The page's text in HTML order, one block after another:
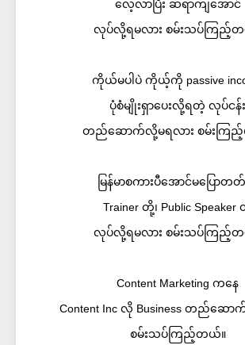
လေ့လာပြီး ဆရာကျအောင်
လုပ်လို့ရမလား စမ်းသပ်ကြည့်
ကိုယ်မပါပဲ ကိုယ့်ကို passive
ပုံစံမျိုးရှာပေးလို့ရတဲ့ လုပ်ငန်း
တည်ဆောက်လို့မရလား စမ်းကြ
မြန်မာစကားပီအောင်မပြော
Trainer တို့၊ Public Speaker
လုပ်လို့ရမလား စမ်းသပ်ကြည့်
Content Marketing ကနေ
Content Inc လို Business တည်ဆေ
စမ်းသပ်ကြည့်တယ်။